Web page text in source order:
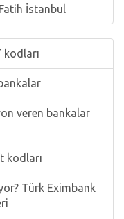
İstanbul
kodları
veren bankalar
kodları
Türk Eximbank